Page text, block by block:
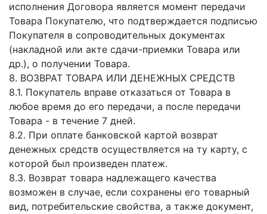
исполнения Договора является момент передачи
Товара Покупателю, что подтверждается подписью
Покупателя в сопроводительных документах
(накладной или акте сдачи-приемки Товара или
др.), о получении Товара.
8. ВОЗВРАТ ТОВАРА ИЛИ ДЕНЕЖНЫХ СРЕДСТВ
8.1. Покупатель вправе отказаться от Товара в
любое время до его передачи, а после передачи
Товара - в течение 7 дней.
8.2. При оплате банковской картой возврат
денежных средств осуществляется на ту карту, с
которой был произведен платеж.
8.3. Возврат товара надлежащего качества
возможен в случае, если сохранены его товарный
вид, потребительские свойства, а также документ,